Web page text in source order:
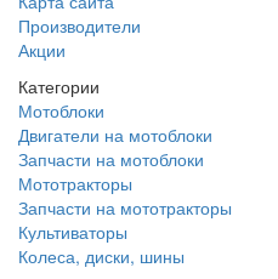
Производители
Акции
Категории
Мотоблоки
Двигатели на мотоблоки
Запчасти на мотоблоки
Мототракторы
Запчасти на мототракторы
Культиваторы
Колеса, диски, шины